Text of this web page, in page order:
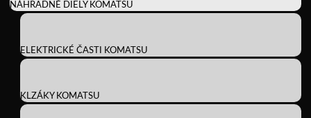
NÁHRADNÉ DIELY KOMATSU
ELEKTRICKÉ ČASTI KOMATSU
KLZÁKY KOMATSU